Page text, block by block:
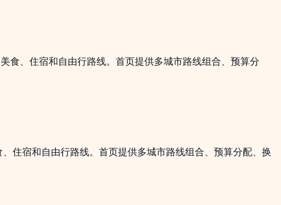
食、住宿和自由行路线。首页提供多城市路线组合、预算分
住宿和自由行路线。首页提供多城市路线组合、预算分配、换